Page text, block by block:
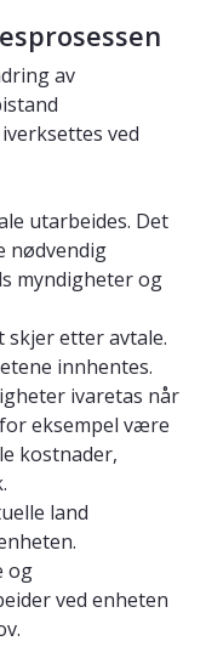
av
ved
utarbeides. Det
nødvendig
myndigheter og
etter avtale.
innhentes.
ivaretas når
eksempel være
kostnader,
land
og
ved enheten